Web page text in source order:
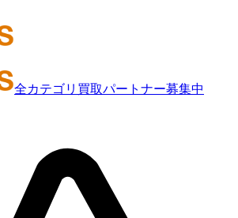
全カテゴリ 買取パートナー募集中